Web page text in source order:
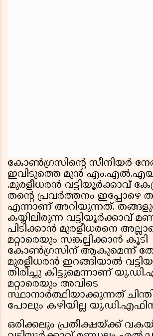
കോൺഗ്രസിൻ്റെ സീനിയർ
ഇവിടുത്തെ മുൻ
.മുരളീധരൻ വട്ടിയൂർക്കാവ്
തൻ്റെ പ്രവർത്തനം ഇപ്പോഴെ
എന്നാണ് അറിയുന്നത്.
കയ്യിലിരുന്ന വട്ടിയൂർക്കാവ്
പിടിക്കാൻ മുരളീധരനെ
മറ്റാരെയും സങ്കല്പിക്കാൻ കൂടി
കോൺഗ്രസിന് ആകുമെന്ന്
മുരളീധരൻ ഇറങ്ങിയാൽ
തിരിച്ചു കിട്ടുമെന്നാണ്
മറ്റാരെയും അവിടെ
സ്ഥാനാർത്ഥിയാക്കുന്നത്
പോലും കഴിയില്ല
ഒരിക്കലും പ്രതീക്ഷയ്ക്ക്